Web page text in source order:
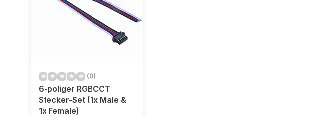
(0)
6-poliger RGBCCT
Stecker-Set (1x Male &
1x Female)